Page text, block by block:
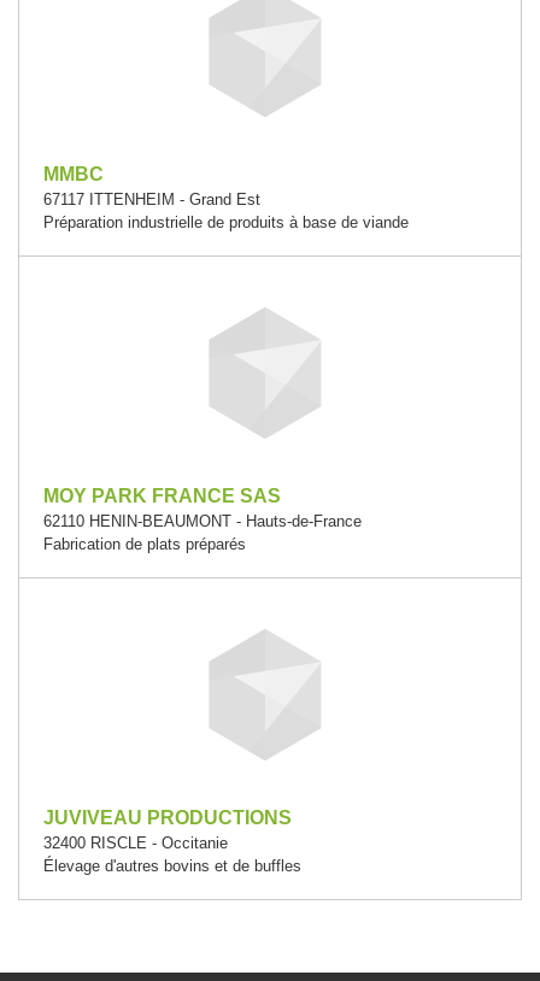
MMBC
67117 ITTENHEIM - Grand Est
Préparation industrielle de produits à base de viande
MOY PARK FRANCE SAS
62110 HENIN-BEAUMONT - Hauts-de-France
Fabrication de plats préparés
JUVIVEAU PRODUCTIONS
32400 RISCLE - Occitanie
Élevage d'autres bovins et de buffles